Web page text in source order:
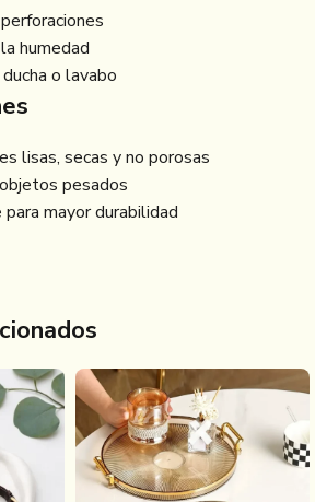
humedad
o lavabo
lisas, secas y no porosas
pesados
mayor durabilidad